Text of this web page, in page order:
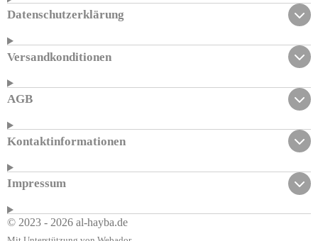
Datenschutzerklärung
Versandkonditionen
AGB
Kontaktinformationen
Impressum
© 2023 - 2026 al-hayba.de